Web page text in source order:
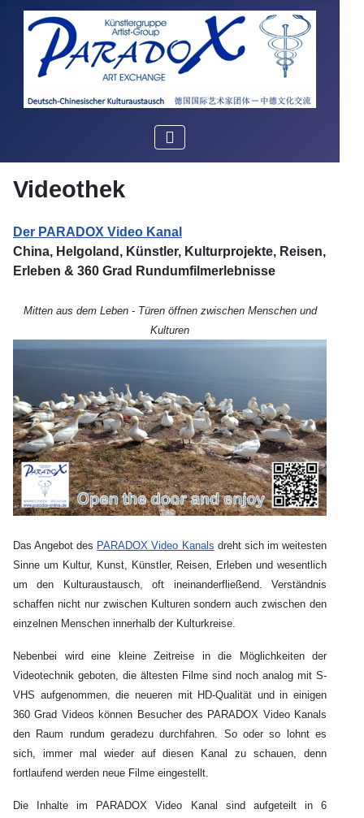
Videothek
Der PARADOX Video Kanal
China, Helgoland, Künstler, Kulturprojekte, Reisen,
Erleben & 360 Grad Rundumfilmerlebnisse
Mitten aus dem Leben - Türen öffnen zwischen Menschen und
Kulturen
Das Angebot des PARADOX Video Kanals dreht sich im weitesten
Sinne um Kultur, Kunst, Künstler, Reisen, Erleben und wesentlich
um den Kulturaustausch, oft ineinanderfließend. Verständnis
schaffen nicht nur zwischen Kulturen sondern auch zwischen den
einzelnen Menschen innerhalb der Kulturkreise.
Nebenbei wird eine kleine Zeitreise in die Möglichkeiten der
Videotechnik geboten, die ältesten Filme sind noch analog mit S-
VHS aufgenommen, die neueren mit HD-Qualität und in einigen
360 Grad Videos können Besucher des PARADOX Video Kanals
den Raum rundum geradezu durchfahren. So oder so lohnt es
sich, immer mal wieder auf diesen Kanal zu schauen, denn
fortlaufend werden neue Filme eingestellt.
Die Inhalte im PARADOX Video Kanal sind aufgeteilt in 6